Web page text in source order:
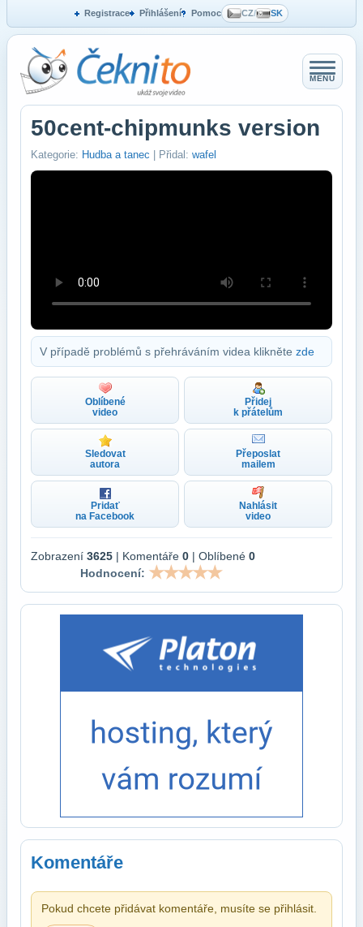
Registrace Přihlášení Pomoc CZ/ SK
MENU
50cent-chipmunks version
Kategorie: Hudba a tanec | Přidal: wafel
V případě problémů s přehráváním videa klikněte zde
Oblíbené
video
Přidej
k přátelům
Sledovat
autora
Přeposlat
mailem
Pridať
na Facebook
Nahlásit
video
Zobrazení 3625 | Komentáře 0 | Oblíbené 0
Hodnocení:
Komentáře
Pokud chcete přidávat komentáře, musíte se přihlásit.